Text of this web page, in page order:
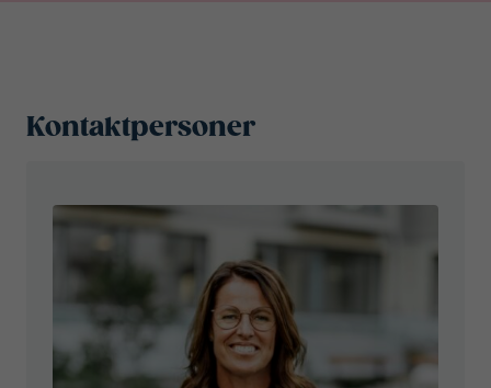
Kontaktpersoner